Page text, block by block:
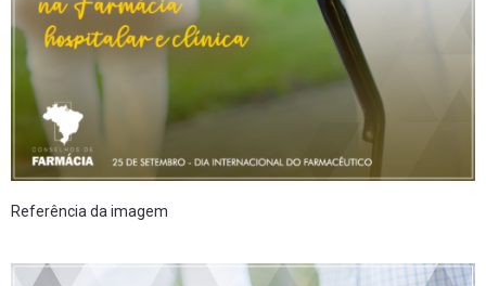
Referência da imagem